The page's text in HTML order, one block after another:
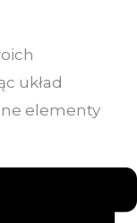
układ
elementy